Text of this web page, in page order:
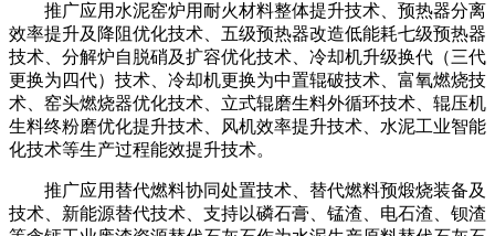
推广应用水泥窑炉用耐火材料整体提升技术、预热器分离
效率提升及降阻优化技术、五级预热器改造低能耗七级预热器
技术、分解炉自脱硝及扩容优化技术、冷却机升级换代（三代
更换为四代）技术、冷却机更换为中置辊破技术、富氧燃烧技
术、窑头燃烧器优化技术、立式辊磨生料外循环技术、辊压机
生料终粉磨优化提升技术、风机效率提升技术、水泥工业智能
化技术等生产过程能效提升技术。
推广应用替代燃料协同处置技术、替代燃料预煅烧装备及
技术、新能源替代技术、支持以磷石膏、锰渣、电石渣、钡渣